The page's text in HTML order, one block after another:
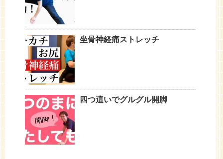
坐骨神経痛ストレッチ
四つ這いでグルグル開脚